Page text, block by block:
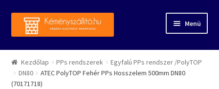
Ugrás a navigációhoz
Kilépés a tartalomba Menü
Kezdőlap
Rólunk
Kezdőlap PPs rendszerek
Egyfalú PPs rendszer /PolyTOP
DN80
ATEC PolyTOP Fehér PPs Hosszelem 500mm DN80
(70171718)